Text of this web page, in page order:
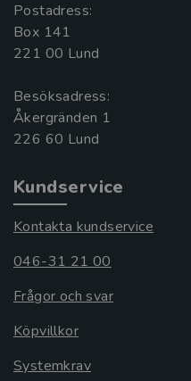
Postadress:
Box 141
221 00 Lund
Besöksadress:
Åkergränden 1
Kundservice
Kontakta kundservice
046-31 21 00
Frågor och svar
Köpvillkor
Systemkrav